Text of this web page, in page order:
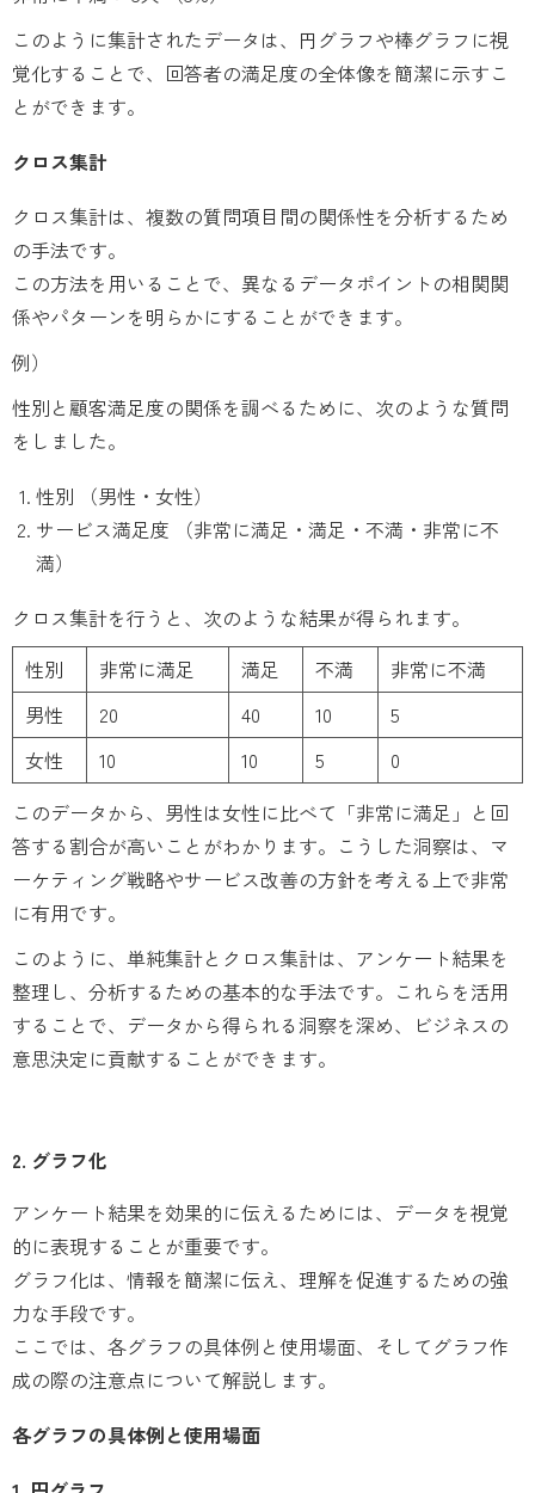
このように集計されたデータは、円グラフや棒グラフに視
覚化することで、回答者の満足度の全体像を簡潔に示すこ
とができます。
クロス集計
クロス集計は、複数の質問項目間の関係性を分析するため
の手法です。
この方法を用いることで、異なるデータポイントの相関関
係やパターンを明らかにすることができます。
例）
性別と顧客満足度の関係を調べるために、次のような質問
をしました。
性別 （男性・女性）
サービス満足度 （非常に満足・満足・不満・非常に不
満）
クロス集計を行うと、次のような結果が得られます。
性別
非常に満足 満足 不満
非常に不満
男性
20 40 10
5
女性
10 10 5
0
このデータから、男性は女性に比べて「非常に満足」と回
答する割合が高いことがわかります。こうした洞察は、マ
ーケティング戦略やサービス改善の方針を考える上で非常
に有用です。
このように、単純集計とクロス集計は、アンケート結果を
整理し、分析するための基本的な手法です。これらを活用
することで、データから得られる洞察を深め、ビジネスの
意思決定に貢献することができます。
2. グラフ化
アンケート結果を効果的に伝えるためには、データを視覚
的に表現することが重要です。
グラフ化は、情報を簡潔に伝え、理解を促進するための強
力な手段です。
ここでは、各グラフの具体例と使用場面、そしてグラフ作
成の際の注意点について解説します。
各グラフの具体例と使用場面